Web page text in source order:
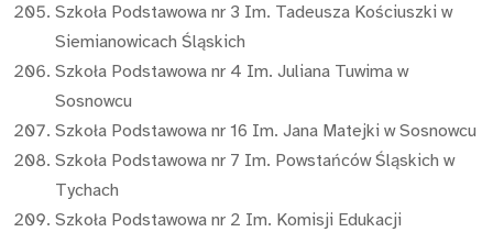
Szkoła Podstawowa nr 3 Im. Tadeusza Kościuszki w
Siemianowicach Śląskich
Szkoła Podstawowa nr 4 Im. Juliana Tuwima w
Sosnowcu
Szkoła Podstawowa nr 16 Im. Jana Matejki w Sosnowcu
Szkoła Podstawowa nr 7 Im. Powstańców Śląskich w
Tychach
Szkoła Podstawowa nr 2 Im. Komisji Edukacji